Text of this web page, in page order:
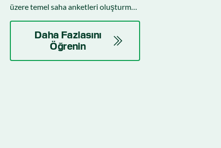
üzere temel saha anketleri oluşturmak
için ücretsiz indirilebilen bir mobil
uygulama.Daha Fazlasını
Öğrenin